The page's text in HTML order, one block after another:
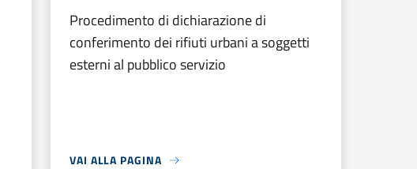
Procedimento di dichiarazione di
conferimento dei rifiuti urbani a soggetti
esterni al pubblico servizio
VAI ALLA PAGINA